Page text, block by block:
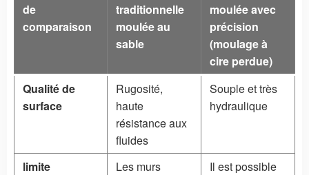
de
comparaison
traditionnelle
moulée au
sable
moulée avec
précision
(moulage à
cire perdue)
Qualité de
surface
Rugosité,
haute
résistance aux
fluides
Souple et très
hydraulique
limite
Les murs
Il est possible